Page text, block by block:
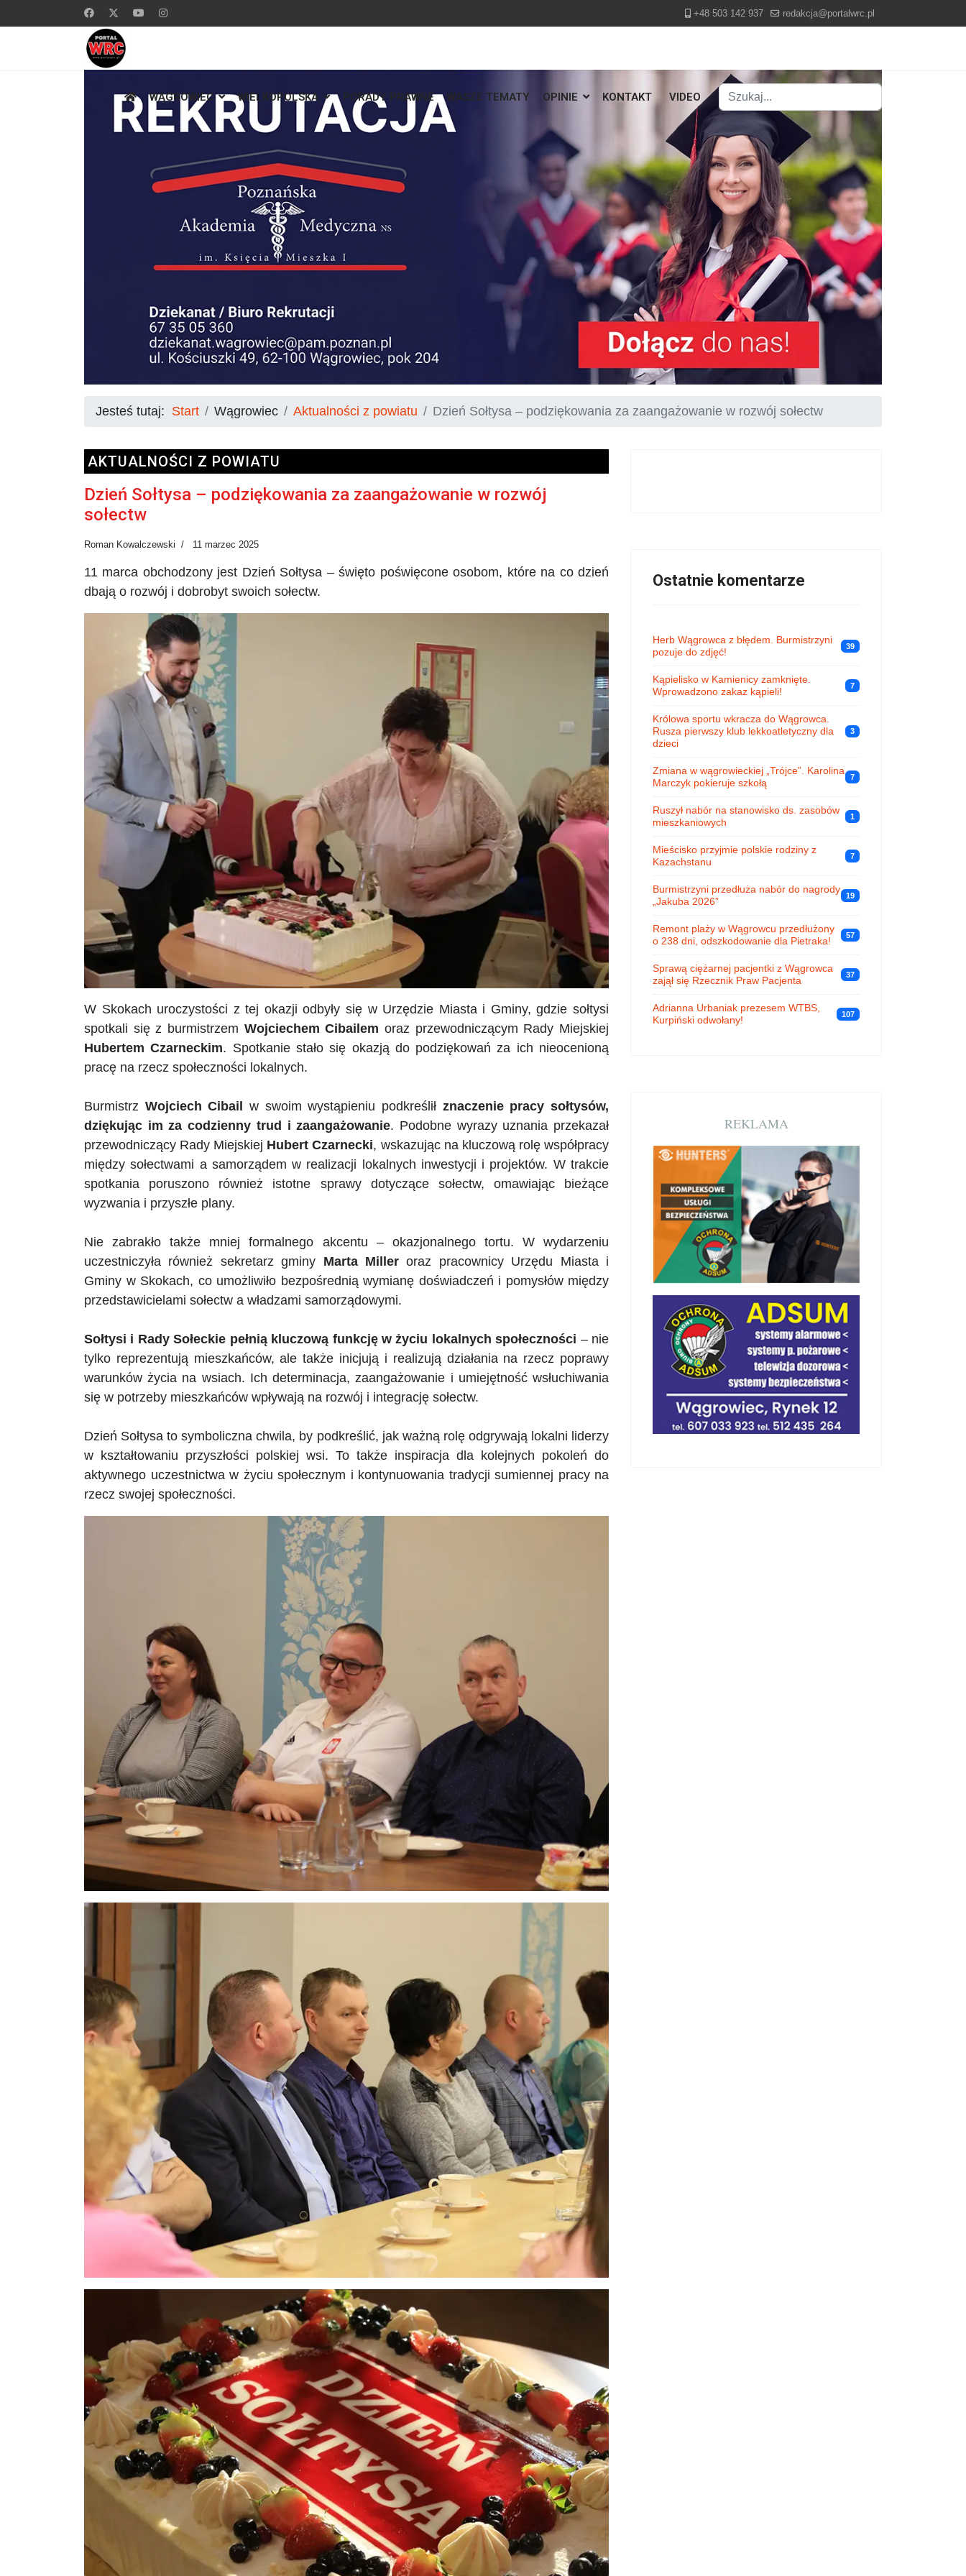
+48 503 142 937 redakcja@portalwrc.pl
WĄGROWIEC WIELKOPOLSKA PORADY PRAWNE WASZE TEMATY OPINIE KONTAKT VIDEO
Szukaj
Type 2 or more characters for results.
Jesteś tutaj: Start Wągrowiec Aktualności z powiatu Dzień Sołtysa – podziękowania za zaangażowanie w rozwój sołectw
AKTUALNOŚCI Z POWIATU
Dzień Sołtysa – podziękowania za zaangażowanie w rozwój
sołectw
Roman Kowalczewski 11 marzec 2025
11 marca obchodzony jest Dzień Sołtysa – święto poświęcone osobom, które na co dzień
dbają o rozwój i dobrobyt swoich sołectw.
W Skokach uroczystości z tej okazji odbyły się w Urzędzie Miasta i Gminy, gdzie sołtysi
spotkali się z burmistrzem WojciechemCibailem oraz przewodniczącym Rady Miejskiej
Hubertem Czarneckim. Spotkanie stało się okazją do podziękowań za ich nieocenioną
pracę na rzecz społeczności lokalnych.
Burmistrz WojciechCibail w swoim wystąpieniu podkreślił znaczenie pracy sołtysów,
dziękując im za codzienny trud i zaangażowanie. Podobne wyrazy uznania przekazał
przewodniczący Rady Miejskiej Hubert Czarnecki, wskazując na kluczową rolę współpracy
między sołectwami a samorządem w realizacji lokalnych inwestycji i projektów. W trakcie
spotkania poruszono również istotne sprawy dotyczące sołectw, omawiając bieżące
wyzwania i przyszłe plany.
Nie zabrakło także mniej formalnego akcentu – okazjonalnego tortu. W wydarzeniu
uczestniczyła również sekretarz gminy Marta Milleroraz pracownicy Urzędu Miasta i
Gminy w Skokach, co umożliwiło bezpośrednią wymianę doświadczeń i pomysłów między
przedstawicielami sołectw a władzami samorządowymi.
Sołtysi i Rady Sołeckie pełnią kluczową funkcję w życiu lokalnych społeczności – nie
tylko reprezentują mieszkańców, ale także inicjują i realizują działania na rzecz poprawy
warunków życia na wsiach. Ich determinacja, zaangażowanie i umiejętność wsłuchiwania
się w potrzeby mieszkańców wpływają na rozwój i integrację sołectw.
Dzień Sołtysa to symboliczna chwila, by podkreślić, jak ważną rolę odgrywają lokalni liderzy
w kształtowaniu przyszłości polskiej wsi. To także inspiracja dla kolejnych pokoleń do
aktywnego uczestnictwa w życiu społecznym i kontynuowania tradycji sumiennej pracy na
rzecz swojej społeczności.
Ostatnie komentarze
Herb Wągrowca z błędem. Burmistrzyni
pozuje do zdjęć!
39
Kąpielisko w Kamienicy zamknięte.
Wprowadzono zakaz kąpieli!
7
Królowa sportu wkracza do Wągrowca.
Rusza pierwszy klub lekkoatletyczny dla
dzieci
3
Zmiana w wągrowieckiej „Trójce”. Karolina
Marczyk pokieruje szkołą
7
Ruszył nabór na stanowisko ds. zasobów
mieszkaniowych
1
Mieścisko przyjmie polskie rodziny z
Kazachstanu
7
Burmistrzyni przedłuża nabór do nagrody
„Jakuba 2026”
19
Remont plaży w Wągrowcu przedłużony
o 238 dni, odszkodowanie dla Pietraka!
57
Sprawą ciężarnej pacjentki z Wągrowca
zajął się Rzecznik Praw Pacjenta
37
Adrianna Urbaniak prezesem WTBS,
Kurpiński odwołany!
107
REKLAMA